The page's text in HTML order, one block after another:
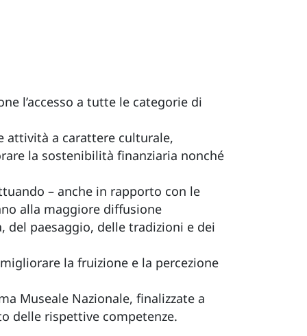
l’accesso a tutte le categorie di
attività a carattere culturale,
la sostenibilità finanziaria nonché
– anche in rapporto con le
alla maggiore diffusione
del paesaggio, delle tradizioni e dei
la fruizione e la percezione
Museale Nazionale, finalizzate a
delle rispettive competenze.